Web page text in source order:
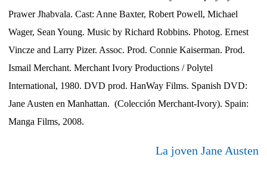
Prawer Jhabvala. Cast: Anne Baxter, Robert Powell, Michael
Wager, Sean Young. Music by Richard Robbins. Photog. Ernest
Vincze and Larry Pizer. Assoc. Prod. Connie Kaiserman. Prod.
Ismail Merchant. Merchant Ivory Productions / Polytel
International, 1980. DVD prod. HanWay Films. Spanish DVD:
Jane Austen en Manhattan. (Colección Merchant-Ivory). Spain:
Manga Films, 2008.
La joven Jane Austen